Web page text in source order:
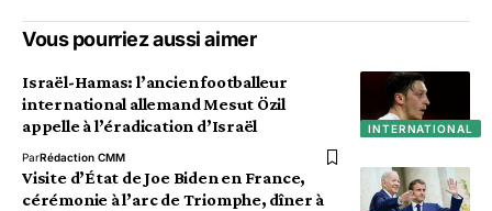
Vous pourriez aussi aimer
INTERNATIONAL
Israël-Hamas: l’ancien footballeur
international allemand Mesut Özil
appelle à l’éradication d’Israël
ParRédaction CMM
Visite d’État de Joe Biden en France,
cérémonie à l’arc de Triomphe, dîner à